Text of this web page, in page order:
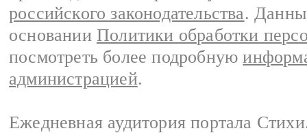
российского законодательства.
основании Политики обработки
посмотреть более подробную
администрацией.
Ежедневная аудитория портала